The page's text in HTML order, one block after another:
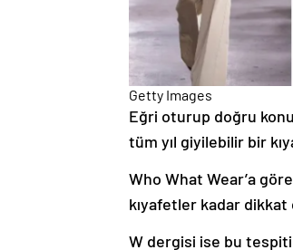
Getty Images
Eğri oturup doğru
tüm yıl giyilebilir bir
Who What Wear’a
kıyafetler kadar dikkat
W dergisi ise bu tespiti